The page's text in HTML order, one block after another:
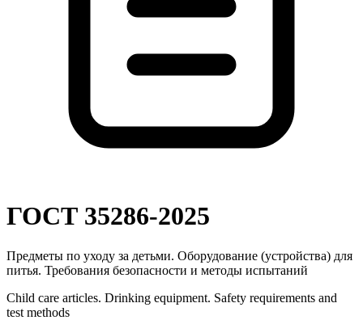
ГОСТ 35286-2025
Предметы по уходу за детьми. Оборудование (устройства) для
питья. Требования безопасности и методы испытаний
Child care articles. Drinking equipment. Safety requirements and
test methods